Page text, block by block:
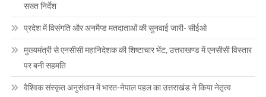
सख्त निर्देश
प्रदेश में विसंगति और अनमैप्ड मतदाताओं की सुनवाई जारी- सीईओ
मुख्यमंत्री से एनसीसी महानिदेशक की शिष्टाचार भेंट, उत्तराखण्ड में एनसीसी विस्तार
पर बनी सहमति
वैश्विक संस्कृत अनुसंधान में भारत-नेपाल पहल का उत्तराखंड ने किया नेतृत्व